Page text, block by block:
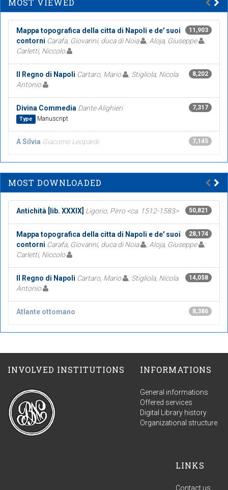
11,903
Mappa topografica della citta di Napoli e de' suoi
contorni Carafa, Giovanni, duca di Noia ; Aloja, Giuseppe
;
Carletti, Niccolo
8,202
Il Regno di Napoli Cartaro, Mario
; Stigliola, Nicola
Antonio
7,317
Divina Commedia Dante Alighieri
Type Manuscript
7,145
A Silvia Giacomo Leopardi
MOST DOWNLOADED
50,821
Antichità [lib. XXXIX] Ligorio, Pirro <ca. 1512-1583>
28,174
Mappa topografica della citta di Napoli e de' suoi
contorni Carafa, Giovanni, duca di Noia ; Aloja, Giuseppe
;
Carletti, Niccolo
14,058
Il Regno di Napoli Cartaro, Mario
; Stigliola, Nicola
Antonio
8,386
Atlante ottomano
INVOLVED INSTITUTIONS INFORMATIONS
General informations
Offered services
Digital Library history
Organizational structure
LINKS
Contact us